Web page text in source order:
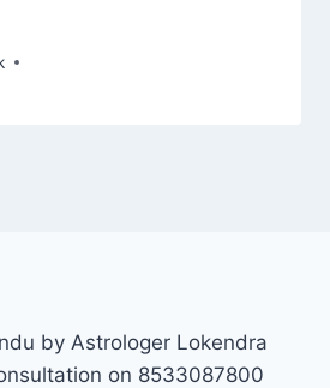
by Astrologer Lokendra
on 8533087800